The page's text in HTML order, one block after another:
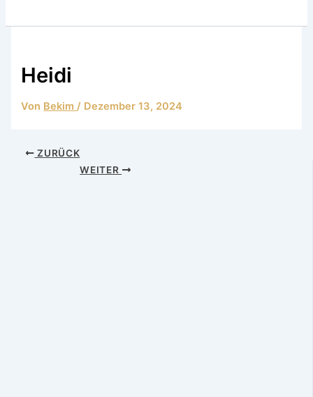
Heidi
Von Bekim/ Dezember 13, 2024
ZURÜCK
WEITER